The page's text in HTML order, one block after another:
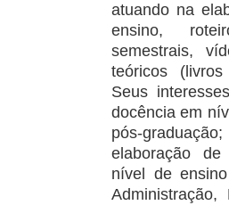
atuando na
ensino,
semestrais,
teóricos
Seus
docência em
pós-
elaboração
nível de
Administração,